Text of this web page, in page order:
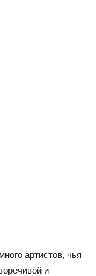
артистов, чья
и